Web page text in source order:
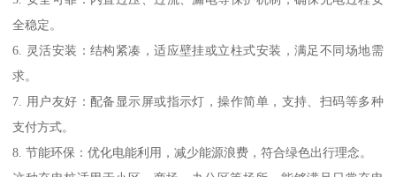
全稳定。
6. 灵活安装：结构紧凑，适应壁挂或立柱式安装，满足不同场地需
求。
7. 用户友好：配备显示屏或指示灯，操作简单，支持、扫码等多种
支付方式。
8. 节能环保：优化电能利用，减少能源浪费，符合绿色出行理念。